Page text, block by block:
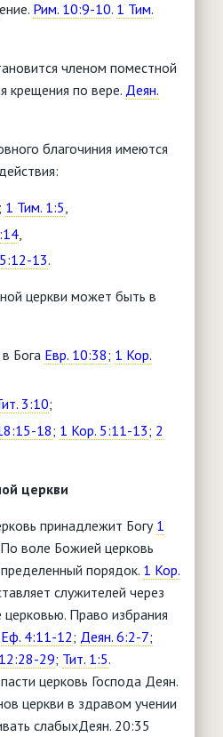
Рим. 10:9-10. 1 Тим.
членом поместной
крещения по вере. Деян.
благочиния имеются
; 1 Тим. 1:5
13.
церкви может быть в
Бога Евр. 10:38; 1 Кор.
3:10;
18; 1 Кор. 5:11-13; 2
церкви
принадлежит Богу 1
По воле Божией церковь
порядок. 1 Кор.
служителей через
церковью. Право избрания
Еф. 4:11-12; Деян. 6:2-7;
29; Тит. 1:5.
церковь Господа Деян.
церкви в здравом учении
слабыхДеян. 20:35